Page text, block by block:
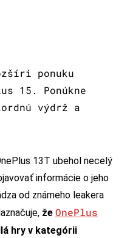
ponuku
15. Ponúkne
výdrž a
13T ubehol necelý
informácie o jeho
od známeho leakera
že OnePlus
hry v kategórii